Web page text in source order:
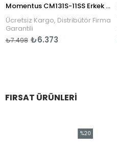
Momentus CM131S-11SS Erkek Kol Saati
Ücretsiz Kargo, Distribütör Firma
Garantili
₺6.373
₺7.498
FIRSAT ÜRÜNLERI